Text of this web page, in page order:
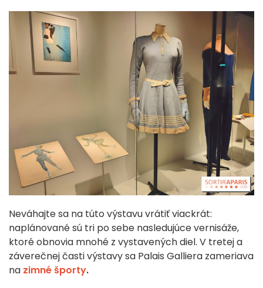
Neváhajte sa na túto výstavu vrátiť viackrát:
naplánované sú tri po sebe nasledujúce vernisáže,
ktoré obnovia mnohé z vystavených diel. V tretej a
záverečnej časti výstavy sa Palais Galliera zameriava
na zimné športy.